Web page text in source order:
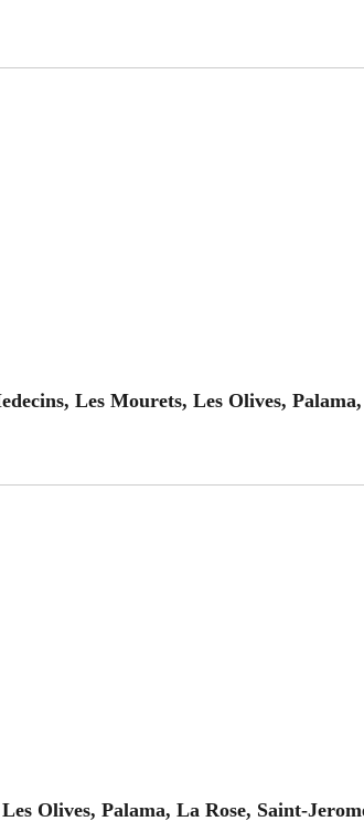
Les Mourets, Les Olives,
Olives, Palama, La Rose, Saint-